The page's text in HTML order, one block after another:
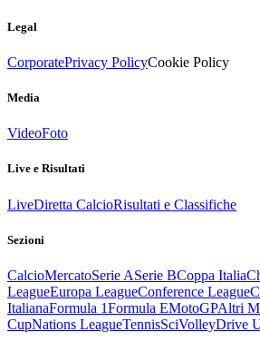
Legal
CorporatePrivacy PolicyCookie Policy
Media
VideoFoto
Live e Risultati
LiveDiretta CalcioRisultati e Classifiche
Sezioni
CalcioMercatoSerie ASerie BCoppa Italia
LeagueEuropa LeagueConference League
ItalianaFormula 1Formula EMotoGPAltri
CupNations LeagueTennisSciVolleyDrive